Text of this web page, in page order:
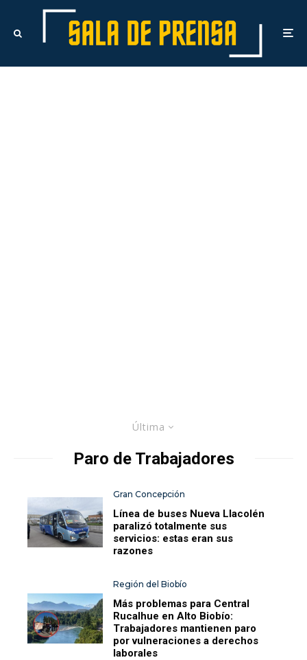
Última
Paro de Trabajadores
Gran Concepción
Línea de buses Nueva Llacolén
paralizó totalmente sus
servicios: estas eran sus
razones
Región del Biobío
Más problemas para Central
Rucalhue en Alto Biobío:
Trabajadores mantienen paro
por vulneraciones a derechos
laborales